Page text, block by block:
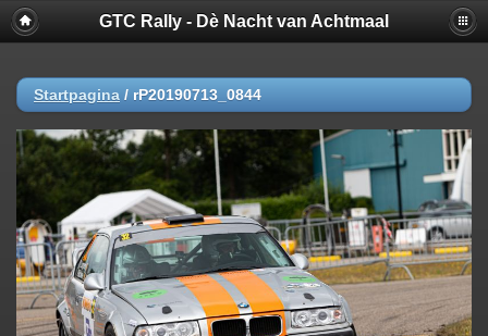
GTC Rally - Dè Nacht van Achtmaal
Startpagina / rP20190713_0844